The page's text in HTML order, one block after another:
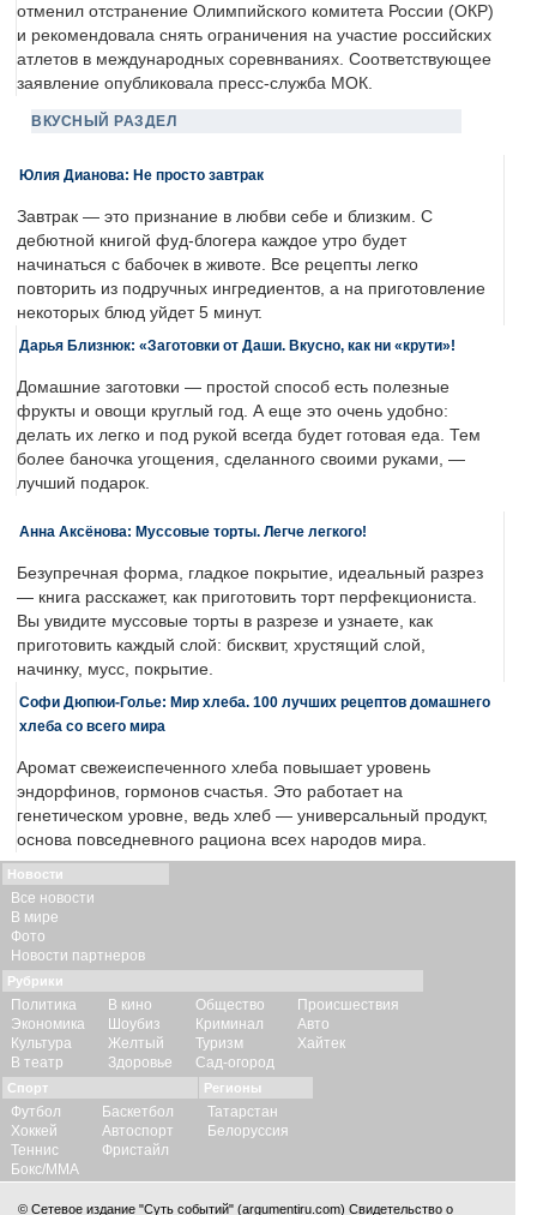
отменил отстранение Олимпийского комитета России (ОКР)
и рекомендовала снять ограничения на участие российских
атлетов в международных соревнваниях. Соответствующее
заявление опубликовала пресс-служба МОК.
ВКУСНЫЙ РАЗДЕЛ
Юлия Дианова: Не просто завтрак
Завтрак — это признание в любви себе и близким. С
дебютной книгой фуд-блогера каждое утро будет
начинаться с бабочек в животе. Все рецепты легко
повторить из подручных ингредиентов, а на приготовление
некоторых блюд уйдет 5 минут.
Дарья Близнюк: «Заготовки от Даши. Вкусно, как ни «крути»!
Домашние заготовки — простой способ есть полезные
фрукты и овощи круглый год. А еще это очень удобно:
делать их легко и под рукой всегда будет готовая еда. Тем
более баночка угощения, сделанного своими руками, —
лучший подарок.
Анна Аксёнова: Муссовые торты. Легче легкого!
Безупречная форма, гладкое покрытие, идеальный разрез
— книга расскажет, как приготовить торт перфекциониста.
Вы увидите муссовые торты в разрезе и узнаете, как
приготовить каждый слой: бисквит, хрустящий слой,
начинку, мусс, покрытие.
Софи Дюпюи-Голье: Мир хлеба. 100 лучших рецептов домашнего
хлеба со всего мира
Аромат свежеиспеченного хлеба повышает уровень
эндорфинов, гормонов счастья. Это работает на
генетическом уровне, ведь хлеб — универсальный продукт,
основа повседневного рациона всех народов мира.
Новости
Все новости
В мире
Фото
Новости партнеров
Рубрики
Политика
Экономика
Культура
В театр
В кино
Шоубиз
Желтый
Здоровье
Общество
Криминал
Туризм
Сад-огород
Происшествия
Авто
Хайтек
Спорт
Футбол
Хоккей
Теннис
Бокс/ММА
Баскетбол
Автоспорт
Фристайл
Регионы
Татарстан
Белоруссия
© Сетевое издание "Суть событий" (argumentiru.com) Свидетельство о